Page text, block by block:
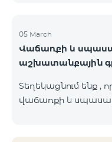
05 March
Վաճառքի և
աշխատանքային
Տեղեկացնում ենք ,
վաճառքի և